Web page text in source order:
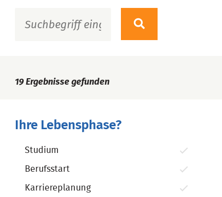
19 Ergebnisse gefunden
Ihre Lebensphase?
Studium
Berufsstart
Karriereplanung